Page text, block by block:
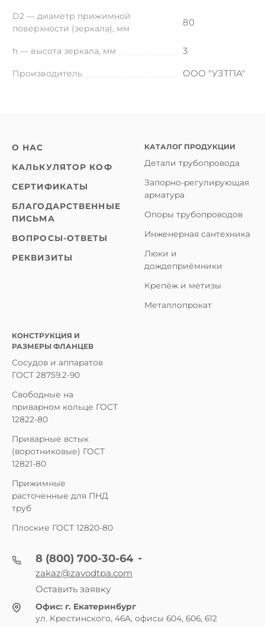
D2 — диаметр прижимной
поверхности (зеркала), мм
80
h — высота зеркала, мм 3
Производитель ООО "УЗТПА"
О НАС
КАЛЬКУЛЯТОР КОФ
СЕРТИФИКАТЫ
БЛАГОДАРСТВЕННЫЕ
ПИСЬМА
ВОПРОСЫ-ОТВЕТЫ
РЕКВИЗИТЫ
КАТАЛОГ ПРОДУКЦИИ
Детали трубопровода
Запорно-регулирующая
арматура
Опоры трубопроводов
Инженерная сантехника
Люки и
дождеприёмники
Крепёж и метизы
Металлопрокат
КОНСТРУКЦИЯ И
РАЗМЕРЫ ФЛАНЦЕВ
Сосудов и аппаратов
ГОСТ 28759.2-90
Свободные на
приварном кольце ГОСТ
12822-80
Приварные встык
(воротниковые) ГОСТ
12821-80
Прижимные
расточенные для ПНД
труб
Плоские ГОСТ 12820-80
8 (800) 700-30-64
zakaz@zavodtpa.com
Оставить заявку
Офис: г. Екатеринбург
ул. Крестинского, 46А, офисы 604, 606, 612